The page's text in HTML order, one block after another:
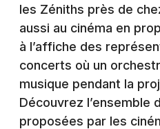
les Zéniths près de
aussi au cinéma en
à l’affiche des
concerts où un
musique pendant la
Découvrez l’ensemble
proposées par les